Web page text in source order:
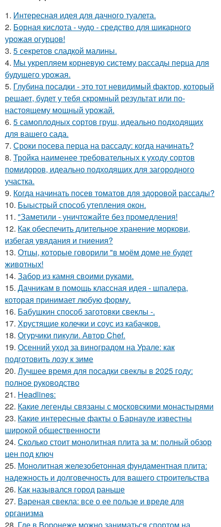
1. Интересная идея для дачного туалета.
2. Борная кислота - чудо - средство для шикарного
урожая огурцов!
3. 5 секретов сладкой малины.
4. Мы укрепляем корневую систему рассады перца для
будущего урожая.
5. Глубина посадки - это тот невидимый фактор, который
решает, будет у тебя скромный результат или по-
настоящему мощный урожай.
6. 5 самоплодных сортов груш, идеально подходящих
для вашего сада.
7. Сроки посева перца на рассаду: когда начинать?
8. Тройка наименее требовательных к уходу сортов
помидоров, идеально подходящих для загородного
участка.
9. Когда начинать посев томатов для здоровой рассады?
10. Быыстрый способ утепления окон.
11. "Заметили - уничтожайте без промедления!
12. Как обеспечить длительное хранение моркови,
избегая увядания и гниения?
13. Отцы, которые говорили "в моём доме не будет
животных!
14. Забор из камня своими руками.
15. Дачникам в помощь классная идея - шпалера,
которая принимает любую форму.
16. Бабушкин способ заготовки свеклы -.
17. Хрустящие колечки и соус из кабачков.
18. Огурчики пикули. Автор Chef.
19. Осенний уход за виноградом на Урале: как
подготовить лозу к зиме
20. Лучшее время для посадки свеклы в 2025 году:
полное руководство
21. Headlines:
22. Какие легенды связаны с московскими монастырями
23. Какие интересные факты о Барнауле известны
широкой общественности
24. Сколько стоит монолитная плита за м: полный обзор
цен под ключ
25. Монолитная железобетонная фундаментная плита:
надежность и долговечность для вашего строительства
26. Как назывался город раньше
27. Вареная свекла: все о ее пользе и вреде для
организма
28. Где в Воронеже можно заниматься спортом на